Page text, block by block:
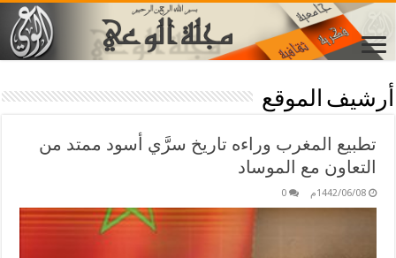
أرشيف الموقع
تطبيع المغرب وراءه تاريخ سرَّي أسود ممتد من
التعاون مع الموساد
1442/06/08م 0